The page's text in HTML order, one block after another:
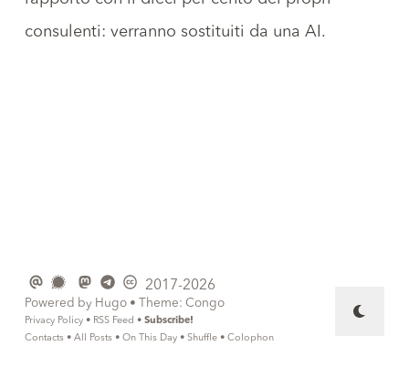
consulenti: verranno sostituiti da una AI.
2017-2026
Powered by Hugo • Theme: Congo
Privacy Policy • RSS Feed • Subscribe!
Contacts • All Posts • On This Day • Shuffle • Colophon